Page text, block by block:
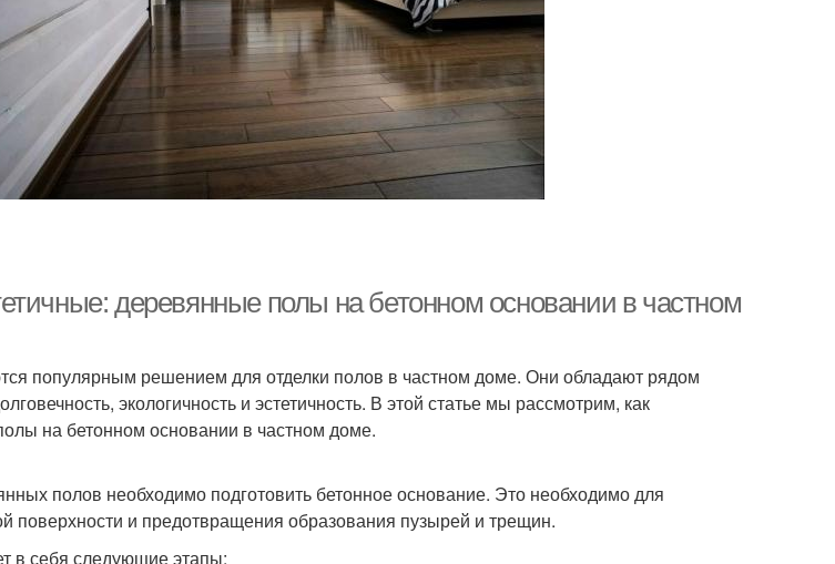
деревянные полы на бетонном основании в частном
популярным решением для отделки полов в частном доме. Они обладают рядом
экологичность и эстетичность. В этой статье мы рассмотрим, как
на бетонном основании в частном доме.
полов необходимо подготовить бетонное основание. Это необходимо для
поверхности и предотвращения образования пузырей и трещин.
в себя следующие этапы: